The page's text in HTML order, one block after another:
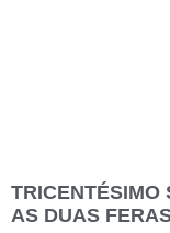
TRICENTÉSIMO
AS DUAS